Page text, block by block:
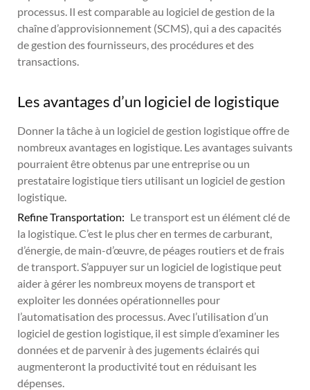
processus. Il est comparable au logiciel de gestion de la
chaîne d’approvisionnement (SCMS), qui a des capacités
de gestion des fournisseurs, des procédures et des
transactions.
Les avantages d’un logiciel de logistique
Donner la tâche à un logiciel de gestion logistique offre de
nombreux avantages en logistique. Les avantages suivants
pourraient être obtenus par une entreprise ou un
prestataire logistique tiers utilisant un logiciel de gestion
logistique.
Refine Transportation: Le transport est un élément clé de
la logistique. C’est le plus cher en termes de carburant,
d’énergie, de main-d’œuvre, de péages routiers et de frais
de transport. S’appuyer sur un logiciel de logistique peut
aider à gérer les nombreux moyens de transport et
exploiter les données opérationnelles pour
l’automatisation des processus. Avec l’utilisation d’un
logiciel de gestion logistique, il est simple d’examiner les
données et de parvenir à des jugements éclairés qui
augmenteront la productivité tout en réduisant les
dépenses.